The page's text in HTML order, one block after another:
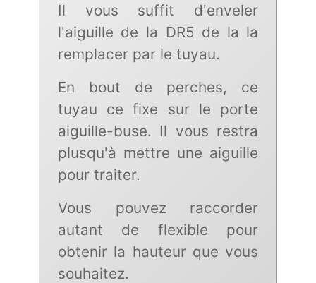
Il vous suffit d'enveler
l'aiguille de la DR5 de la la
remplacer par le tuyau.
En bout de perches, ce
tuyau ce fixe sur le porte
aiguille-buse. Il vous restra
plusqu'à mettre une aiguille
pour traiter.
Vous pouvez raccorder
autant de flexible pour
obtenir la hauteur que vous
souhaitez.